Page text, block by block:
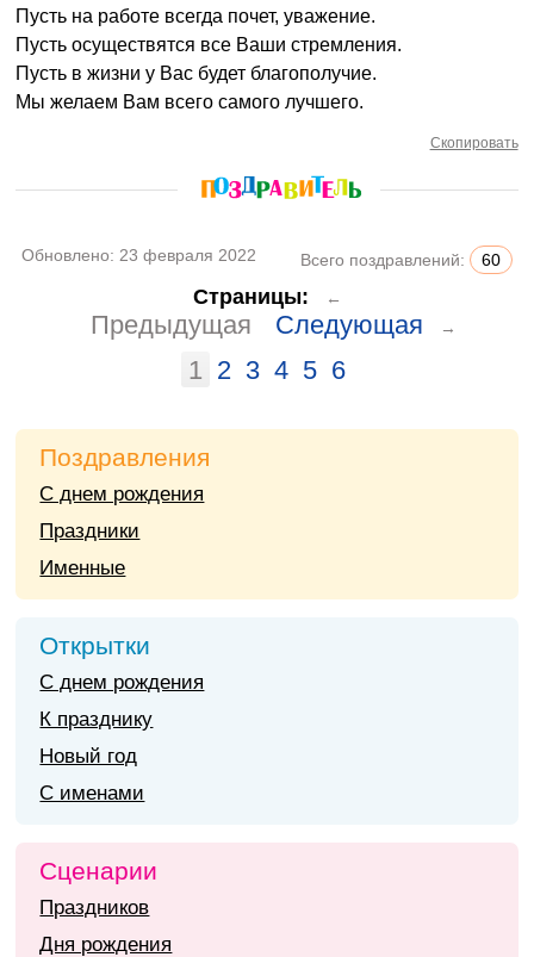
Пусть на работе всегда почет, уважение.
Пусть осуществятся все Ваши стремления.
Пусть в жизни у Вас будет благополучие.
Мы желаем Вам всего самого лучшего.
Скопировать
Обновлено: 23 февраля 2022 Всего поздравлений: 60
Страницы: ←
Предыдущая Следующая →
1 2 3 4 5 6
Поздравления
С днем рождения
Праздники
Именные
Открытки
С днем рождения
К празднику
Новый год
С именами
Сценарии
Праздников
Дня рождения